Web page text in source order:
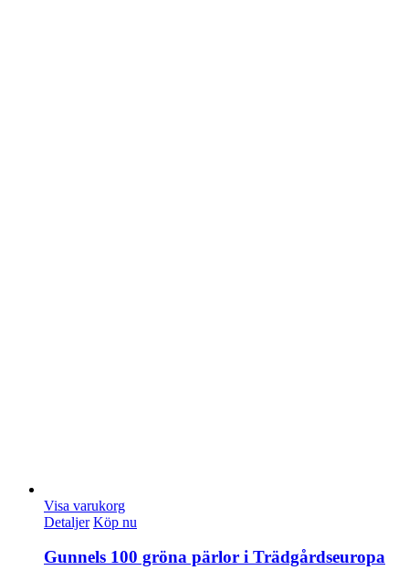
Visa varukorg
Detaljer Köp nu
Gunnels 100 gröna pärlor i Trädgårdseuropa